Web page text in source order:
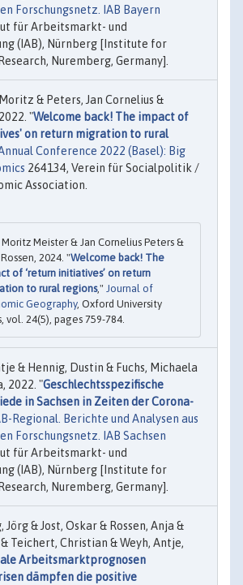
Forschungsnetz. IAB Bayern
für Arbeitsmarkt- und
(IAB), Nürnberg [Institute for
Nuremberg, Germany].
& Peters, Jan Cornelius &
"Welcome back! The impact of
on return migration to rural
Conference 2022 (Basel): Big
264134, Verein für Socialpolitik /
Association.
Moritz Meister & Jan Cornelius Peters &
2024. "Welcome back! The
of ‘return initiatives’ on return
to rural regions," Journal of
Geography, Oxford University
vol. 24(5), pages 759-784.
& Hennig, Dustin & Fuchs, Michaela
2022. "Geschlechtsspezifische
in Sachsen in Zeiten der Corona-
Regional. Berichte und Analysen aus
Forschungsnetz. IAB Sachsen
für Arbeitsmarkt- und
(IAB), Nürnberg [Institute for
Nuremberg, Germany].
& Jost, Oskar & Rossen, Anja &
Teichert, Christian & Weyh, Antje,
Arbeitsmarktprognosen
dämpfen die positive